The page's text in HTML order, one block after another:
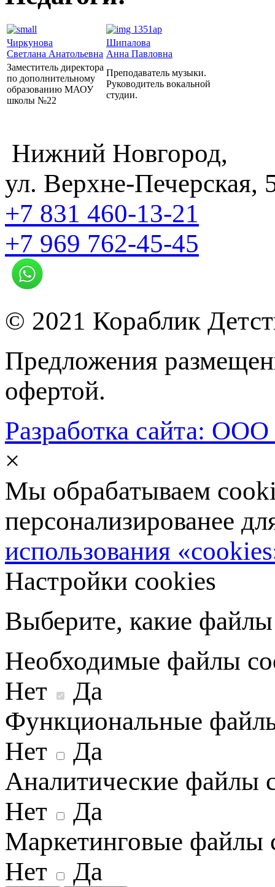
Чиркунова
Светлана Анатольевна
Шипалова
Анна Павловна
Заместитель директора
по дополнительному
образованию МАОУ
школы №22
Преподаватель музыки.
Руководитель вокальной
студии.
Нижний Новгород,
ул. Верхне-Печерская,
+7 831 460-13-21
+7 969 762-45-45
© 2021 Кораблик
Предложения
офертой.
Разработка сайта: ООО
×
Мы обрабатываем
персонализированее
использования
Настройки cookies
Выберите, какие
Необходимые файлы
Нет
Да
Функциональные
Нет
Да
Аналитические файлы
Нет
Да
Маркетинговые файлы
Нет
Да